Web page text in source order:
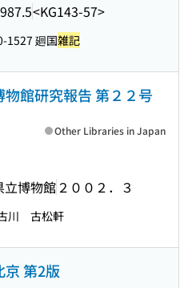
<KG143-57>
1527 廻国雑記
物館研究報告 第２２号
立博物館 ２００２．３
Other Libraries in Japan
川 古松軒
第2版